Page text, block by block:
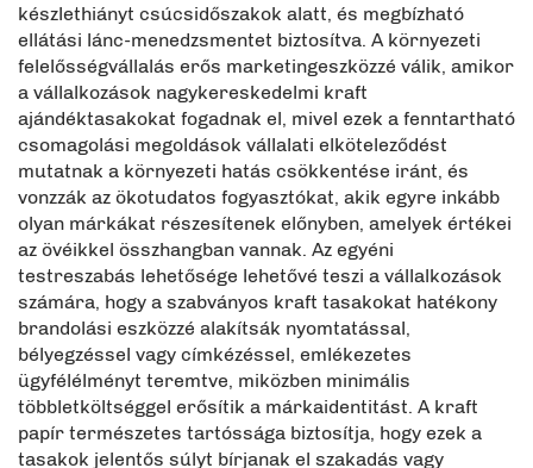
készlethiányt csúcsidőszakok alatt, és megbízható
ellátási lánc-menedzsmentet biztosítva. A környezeti
felelősségvállalás erős marketingeszközzé válik, amikor
a vállalkozások nagykereskedelmi kraft
ajándéktasakokat fogadnak el, mivel ezek a fenntartható
csomagolási megoldások vállalati elköteleződést
mutatnak a környezeti hatás csökkentése iránt, és
vonzzák az ökotudatos fogyasztókat, akik egyre inkább
olyan márkákat részesítenek előnyben, amelyek értékei
az övéikkel összhangban vannak. Az egyéni
testreszabás lehetősége lehetővé teszi a vállalkozások
számára, hogy a szabványos kraft tasakokat hatékony
brandolási eszközzé alakítsák nyomtatással,
bélyegzéssel vagy címkézéssel, emlékezetes
ügyfélélményt teremtve, miközben minimális
többletköltséggel erősítik a márkaidentitást. A kraft
papír természetes tartóssága biztosítja, hogy ezek a
tasakok jelentős súlyt bírjanak el szakadás vagy